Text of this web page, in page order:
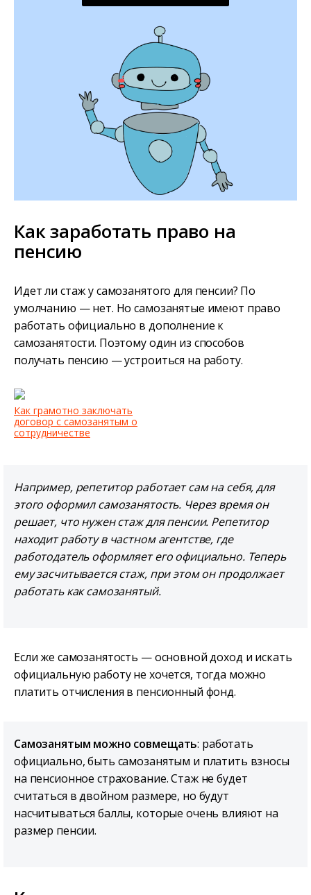
Как заработать право на
пенсию
Идет ли стаж у самозанятого для пенсии? По
умолчанию — нет. Но самозанятые имеют право
работать официально в дополнение к
самозанятости. Поэтому один из способов
получать пенсию — устроиться на работу.
Как грамотно заключать
договор с самозанятым о
сотрудничестве
Например, репетитор работает сам на себя, для
этого оформил самозанятость. Через время он
решает, что нужен стаж для пенсии. Репетитор
находит работу в частном агентстве, где
работодатель оформляет его официально. Теперь
ему засчитывается стаж, при этом он продолжает
работать как самозанятый.
Если же самозанятость — основной доход и искать
официальную работу не хочется, тогда можно
платить отчисления в пенсионный фонд.
Самозанятым можно совмещать: работать
официально, быть самозанятым и платить взносы
на пенсионное страхование. Стаж не будет
считаться в двойном размере, но будут
насчитываться баллы, которые очень влияют на
размер пенсии.